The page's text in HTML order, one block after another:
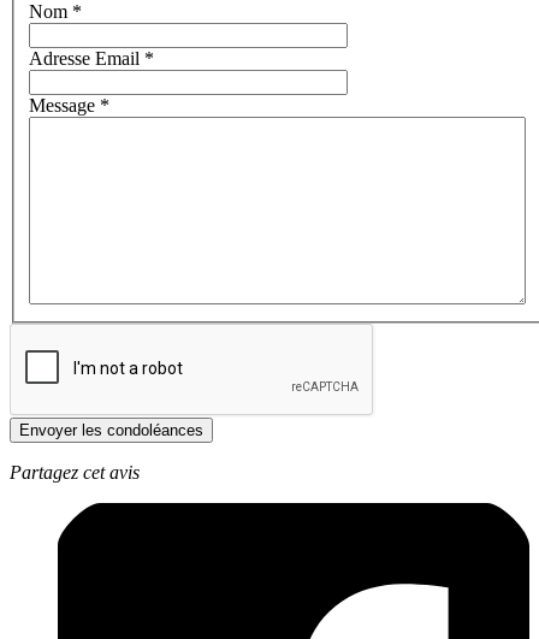
Nom *
Adresse Email *
Message *
Envoyer les condoléances
Partagez cet avis